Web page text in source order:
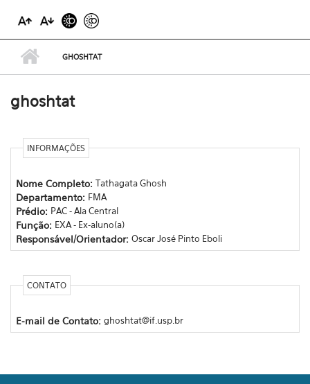
GHOSHTAT
ghoshtat
INFORMAÇÕES
Nome Completo: Tathagata Ghosh
Departamento: FMA
Prédio: PAC - Ala Central
Função: EXA - Ex-aluno(a)
Responsável/Orientador: Oscar José Pinto Eboli
CONTATO
E-mail de Contato: ghoshtat@if.usp.br